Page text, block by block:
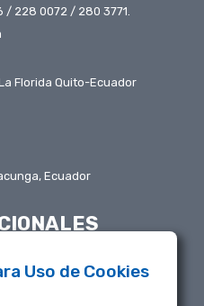
Uso de Cookies
/ 228 0072 / 280 3771.
Florida Quito-Ecuador
Ecuador
Solar 11, Km. 4 1/2 Vía